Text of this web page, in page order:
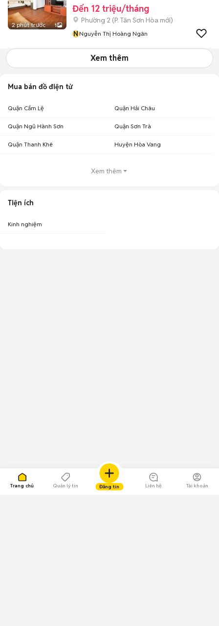
Trang chủ Quản lý tin Đăng tin Liên hệ Tài khoản
2 phút trước 1
Đến 12 triệu/tháng
Phường 2 (P. Tân Sơn Hòa mới)
NNguyễn Thị Hoàng Ngân
Xem thêm
Mua bán đồ điện tử
Quận Cẩm Lệ Quận Hải Châu
Quận Ngũ Hành Sơn Quận Sơn Trà
Quận Thanh Khê Huyện Hòa Vang
Xem thêm
Tiện ích
Kinh nghiệm